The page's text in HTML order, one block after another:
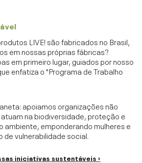
LIVE! são fabricados no Brasil,
em nossas próprias fábricas?
em primeiro lugar, guiados por nosso
enfatiza o "Programa de Trabalho
apoiamos organizações não
na biodiversidade, proteção e
ambiente, emponderando mulheres e
vulnerabilidade social.
iniciativas sustentáveis ›